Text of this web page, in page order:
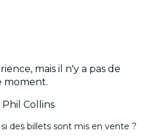
mais il n'y a pas de
moment.
Collins
des billets sont mis en vente ?